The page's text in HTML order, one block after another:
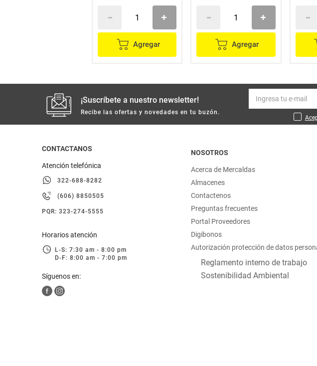
Agregar Agregar
¡Suscríbete a nuestro newsletter!
Recibe las ofertas y novedades en tu buzón.
CONTACTANOS
Atención telefónica
322-688-8282
(606) 8850505
PQR: 323-274-5555
Horarios atención
L-S: 7:30 am - 8:00 pm
D-F: 8:00 am - 7:00 pm
Síguenos en:
NOSOTROS
Acerca de Mercaldas
Almacenes
Contactenos
Preguntas frecuentes
Portal Proveedores
Digibonos
Autorización protección de datos
Reglamento interno de trabajo
Sostenibilidad Ambiental